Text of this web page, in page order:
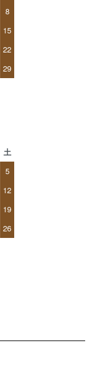
8
15
22
29
土
5
12
19
26